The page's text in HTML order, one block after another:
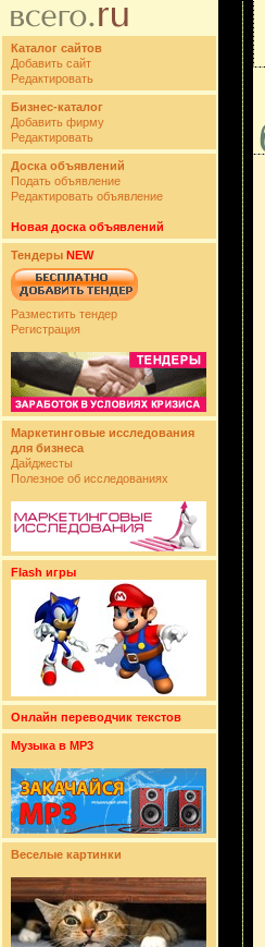
Каталог сайтов
Добавить сайт
Редактировать
Бизнес-каталог
Добавить фирму
Редактировать
Доска объявлений
Подать объявление
Редактировать объявление
Новая доска объявлений
Тендеры NEW
Разместить тендер
Регистрация
Маркетинговые исследования
для бизнеса
Дайджесты
Полезное об исследованиях
Flash игры
Онлайн переводчик текстов
Музыка в MP3
Веселые картинки